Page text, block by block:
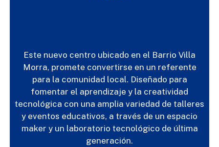
Este nuevo centro ubicado en el Barrio Villa
Morra, promete convertirse en un referente
para la comunidad local. Diseñado para
fomentar el aprendizaje y la creatividad
tecnológica con una amplia variedad de talleres
y eventos educativos, a través de un espacio
maker y un laboratorio tecnológico de última
generación.